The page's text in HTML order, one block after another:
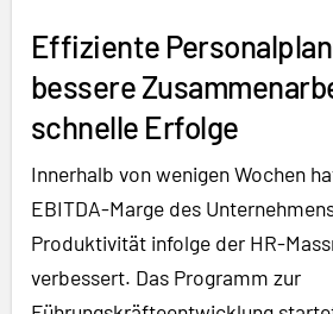
Effiziente
bessere
schnelle Erfolge
Innerhalb von wenigen Wochen
EBITDA-Marge des
Produktivität infolge der HR-
verbessert. Das Programm zur